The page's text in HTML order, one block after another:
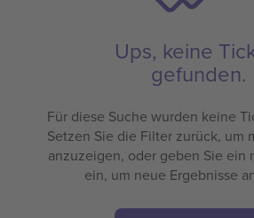
Ups, keine
gefunden.
Für diese Suche wurden keine
Setzen Sie die Filter zurück, um
anzuzeigen, oder geben Sie ein
ein, um neue Ergebnisse